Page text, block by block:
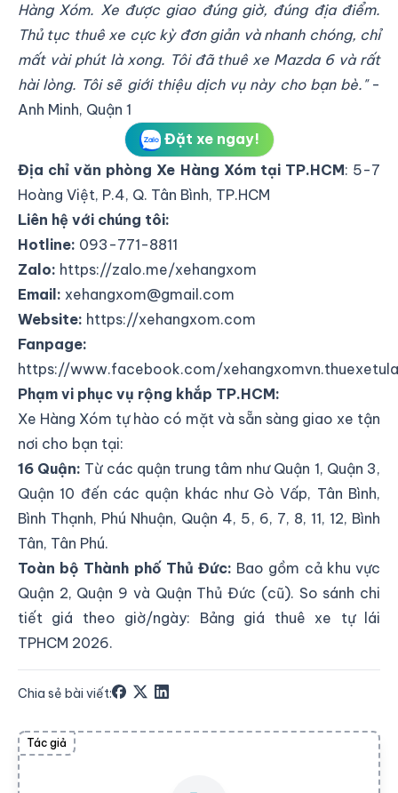
Hàng Xóm. Xe được giao đúng giờ, đúng địa điểm.
Thủ tục thuê xe cực kỳ đơn giản và nhanh chóng, chỉ
mất vài phút là xong. Tôi đã thuê xe Mazda 6 và rất
hài lòng. Tôi sẽ giới thiệu dịch vụ này cho bạn bè."-
Anh Minh, Quận 1
Đặt xe ngay!
Địa chỉ văn phòng Xe Hàng Xóm tại TP.HCM: 5-7
Hoàng Việt, P.4, Q. Tân Bình, TP.HCM
Liên hệ với chúng tôi:
Hotline: 093-771-8811
Zalo: https://zalo.me/xehangxom
Email: xehangxom@gmail.com
Website: https://xehangxom.com
Fanpage:
https://www.facebook.com/
Phạm vi phục vụ rộng khắp TP.HCM:
Xe Hàng Xóm tự hào có mặt và sẵn sàng giao xe tận
nơi cho bạn tại:
16 Quận: Từ các quận trung tâm như Quận 1, Quận 3,
Quận 10 đến các quận khác như Gò Vấp, Tân Bình,
Bình Thạnh, Phú Nhuận, Quận 4, 5, 6, 7, 8, 11, 12, Bình
Tân, Tân Phú.
Toàn bộ Thành phố Thủ Đức: Bao gồm cả khu vực
Quận 2, Quận 9 và Quận Thủ Đức (cũ). So sánh chi
tiết giá theo giờ/ngày: Bảng giá thuê xe tự lái
TPHCM 2026.
Chia sẻ bài viết:
Tác giả